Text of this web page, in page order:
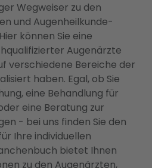
Wegweiser zu den
und Augenheilkunde-
können Sie eine
Augenärzte
verschiedene Bereiche der
haben. Egal, ob Sie
eine Behandlung für
eine Beratung zur
- bei uns finden Sie den
Ihre individuellen
bietet Ihnen
zu den Augenärzten,